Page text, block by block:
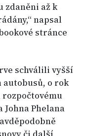
zdaněni až k
napsal
stránce
schválili vyšší
o rok
Phelana